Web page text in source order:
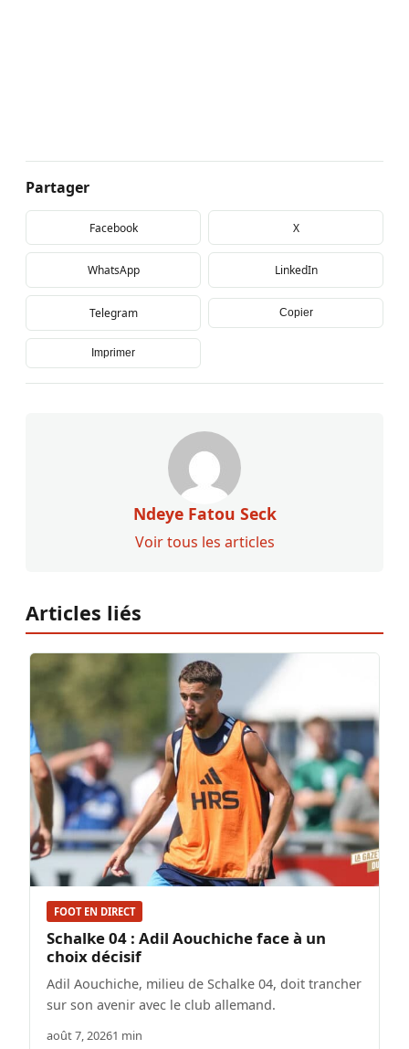
Partager
Facebook X
WhatsApp LinkedIn
Telegram Copier
Imprimer
Ndeye Fatou Seck
Voir tous les articles
Articles liés
FOOT EN DIRECT
Schalke 04 : Adil Aouchiche face à un
choix décisif
Adil Aouchiche, milieu de Schalke 04, doit trancher
sur son avenir avec le club allemand.
août 7, 20261 min